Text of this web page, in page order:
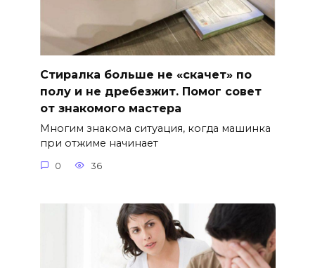
Стиралка больше не «скачет» по
полу и не дребезжит. Помог совет
от знакомого мастера
Многим знакома ситуация, когда машинка
при отжиме начинает
0 36